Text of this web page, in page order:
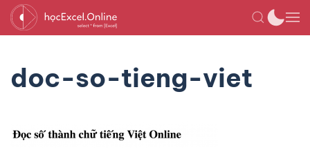
doc-so-tieng-viet